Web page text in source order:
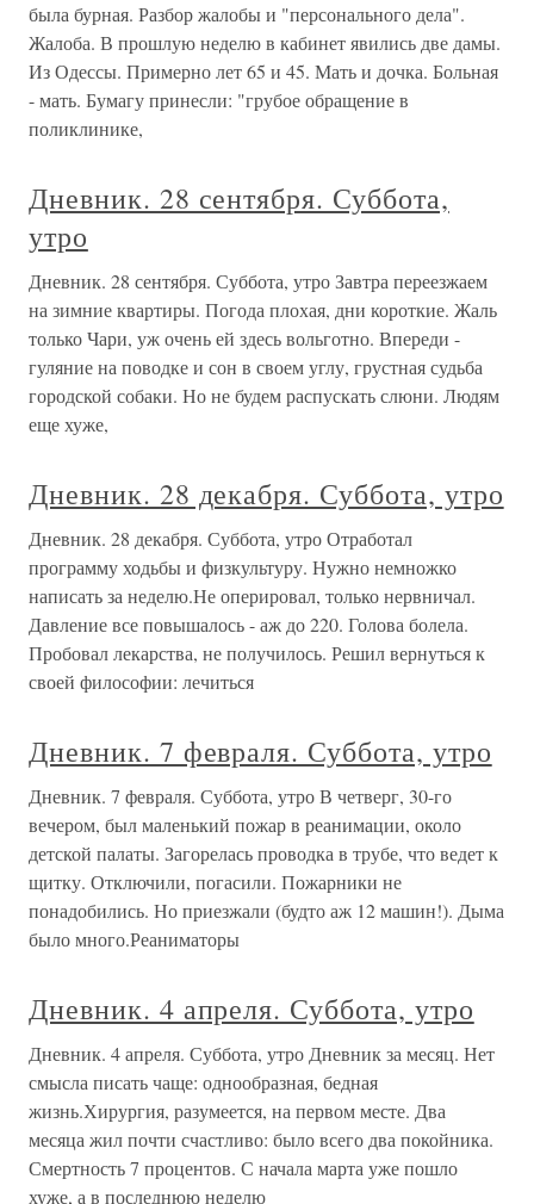
была бурная. Разбор жалобы и "персонального дела".
Жалоба. В прошлую неделю в кабинет явились две дамы.
Из Одессы. Примерно лет 65 и 45. Мать и дочка. Больная
- мать. Бумагу принесли: "грубое обращение в
поликлинике,
Дневник. 28 сентября. Суббота,
утро
Дневник. 28 сентября. Суббота, утро Завтра переезжаем
на зимние квартиры. Погода плохая, дни короткие. Жаль
только Чари, уж очень ей здесь вольготно. Впереди -
гуляние на поводке и сон в своем углу, грустная судьба
городской собаки. Но не будем распускать слюни. Людям
еще хуже,
Дневник. 28 декабря. Суббота, утро
Дневник. 28 декабря. Суббота, утро Отработал
программу ходьбы и физкультуру. Нужно немножко
написать за неделю.Не оперировал, только нервничал.
Давление все повышалось - аж до 220. Голова болела.
Пробовал лекарства, не получилось. Решил вернуться к
своей философии: лечиться
Дневник. 7 февраля. Суббота, утро
Дневник. 7 февраля. Суббота, утро В четверг, 30-го
вечером, был маленький пожар в реанимации, около
детской палаты. Загорелась проводка в трубе, что ведет к
щитку. Отключили, погасили. Пожарники не
понадобились. Но приезжали (будто аж 12 машин!). Дыма
было много.Реаниматоры
Дневник. 4 апреля. Суббота, утро
Дневник. 4 апреля. Суббота, утро Дневник за месяц. Нет
смысла писать чаще: однообразная, бедная
жизнь.Хирургия, разумеется, на первом месте. Два
месяца жил почти счастливо: было всего два покойника.
Смертность 7 процентов. С начала марта уже пошло
хуже, а в последнюю неделю